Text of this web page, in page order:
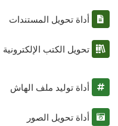
أداة تحويل المستندات
تحويل الكتب الإلكترونية
أداة توليد ملف الهاش
أداة تحويل الصور